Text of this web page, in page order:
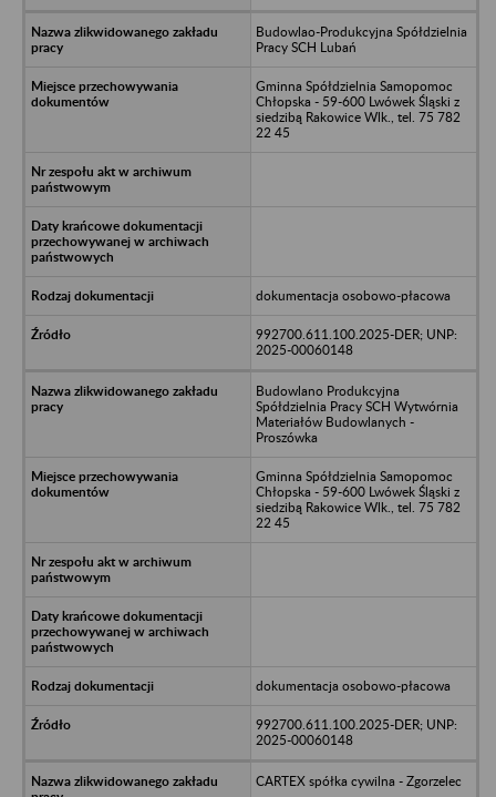
Budowlao-Produkcyjna Spółdzielnia
Pracy SCH Lubań
Gminna Spółdzielnia Samopomoc
Chłopska - 59-600 Lwówek Śląski z
siedzibą Rakowice Wlk., tel. 75 782
22 45
dokumentacja osobowo-płacowa
992700.611.100.2025-DER; UNP:
2025-00060148
Budowlano Produkcyjna
Spółdzielnia Pracy SCH Wytwórnia
Materiałów Budowlanych -
Proszówka
Gminna Spółdzielnia Samopomoc
Chłopska - 59-600 Lwówek Śląski z
siedzibą Rakowice Wlk., tel. 75 782
22 45
dokumentacja osobowo-płacowa
992700.611.100.2025-DER; UNP:
2025-00060148
CARTEX spółka cywilna - Zgorzelec